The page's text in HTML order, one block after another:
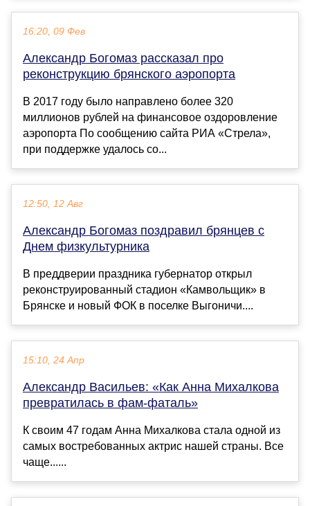
16:20, 09 Фев
Александр Богомаз рассказал про
реконструкцию брянского аэропорта
В 2017 году было направлено более 320
миллионов рублей на финансовое оздоровление
аэропорта По сообщению сайта РИА «Стрела»,
при поддержке удалось со...
12:50, 12 Авг
Александр Богомаз поздравил брянцев с
Днем физкультурника
В преддверии праздника губернатор открыл
реконструированный стадион «Камвольщик» в
Брянске и новый ФОК в поселке Выгоничи....
15:10, 24 Апр
Александр Васильев: «Как Анна Михалкова
превратилась в фам-фаталь»
К своим 47 годам Анна Михалкова стала одной из
самых востребованных актрис нашей страны. Все
чаще......